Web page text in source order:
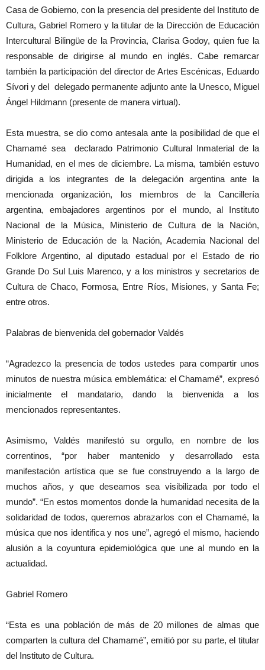
Casa de Gobierno, con la presencia del presidente del Instituto de
Cultura, Gabriel Romero y la titular de la Dirección de Educación
Intercultural Bilingüe de la Provincia, Clarisa Godoy, quien fue la
responsable de dirigirse al mundo en inglés. Cabe remarcar
también la participación del director de Artes Escénicas, Eduardo
Sívori y del delegado permanente adjunto ante la Unesco, Miguel
Ángel Hildmann (presente de manera virtual).
Esta muestra, se dio como antesala ante la posibilidad de que el
Chamamé sea declarado Patrimonio Cultural Inmaterial de la
Humanidad, en el mes de diciembre. La misma, también estuvo
dirigida a los integrantes de la delegación argentina ante la
mencionada organización, los miembros de la Cancillería
argentina, embajadores argentinos por el mundo, al Instituto
Nacional de la Música, Ministerio de Cultura de la Nación,
Ministerio de Educación de la Nación, Academia Nacional del
Folklore Argentino, al diputado estadual por el Estado de rio
Grande Do Sul Luis Marenco, y a los ministros y secretarios de
Cultura de Chaco, Formosa, Entre Ríos, Misiones, y Santa Fe;
entre otros.
Palabras de bienvenida del gobernador Valdés
“Agradezco la presencia de todos ustedes para compartir unos
minutos de nuestra música emblemática: el Chamamé”, expresó
inicialmente el mandatario, dando la bienvenida a los
mencionados representantes.
Asimismo, Valdés manifestó su orgullo, en nombre de los
correntinos, “por haber mantenido y desarrollado esta
manifestación artística que se fue construyendo a la largo de
muchos años, y que deseamos sea visibilizada por todo el
mundo”. “En estos momentos donde la humanidad necesita de la
solidaridad de todos, queremos abrazarlos con el Chamamé, la
música que nos identifica y nos une”, agregó el mismo, haciendo
alusión a la coyuntura epidemiológica que une al mundo en la
actualidad.
Gabriel Romero
“Esta es una población de más de 20 millones de almas que
comparten la cultura del Chamamé”, emitió por su parte, el titular
del Instituto de Cultura.